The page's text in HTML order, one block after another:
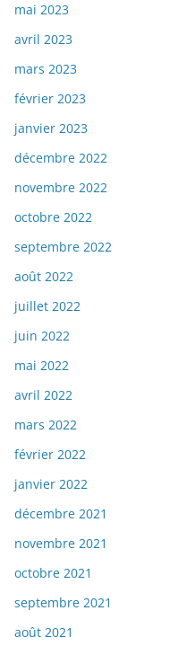
mai 2023
avril 2023
mars 2023
février 2023
janvier 2023
décembre 2022
novembre 2022
octobre 2022
septembre 2022
août 2022
juillet 2022
juin 2022
mai 2022
avril 2022
mars 2022
février 2022
janvier 2022
décembre 2021
novembre 2021
octobre 2021
septembre 2021
août 2021